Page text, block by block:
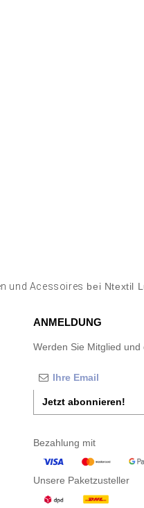
und Acessoires bei Ntextil
ANMELDUNG
Werden Sie Mitglied
Jetzt abonnieren!
Bezahlung mit
Unsere Paketzusteller